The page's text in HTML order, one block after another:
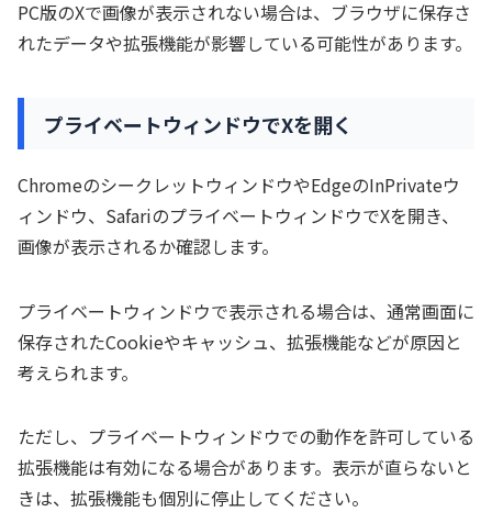
PC版のXで画像が表示されない場合は、ブラウザに保存さ
れたデータや拡張機能が影響している可能性があります。
プライベートウィンドウでXを開く
ChromeのシークレットウィンドウやEdgeのInPrivateウ
ィンドウ、SafariのプライベートウィンドウでXを開き、
画像が表示されるか確認します。
プライベートウィンドウで表示される場合は、通常画面に
保存されたCookieやキャッシュ、拡張機能などが原因と
考えられます。
ただし、プライベートウィンドウでの動作を許可している
拡張機能は有効になる場合があります。表示が直らないと
きは、拡張機能も個別に停止してください。